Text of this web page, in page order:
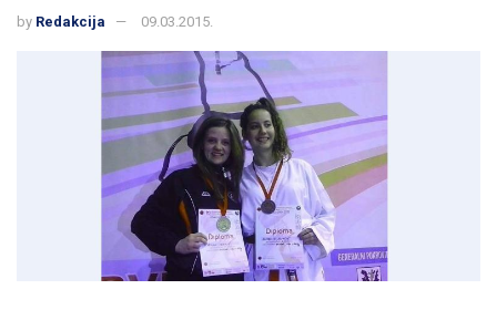
by Redakcija 09.03.2015.